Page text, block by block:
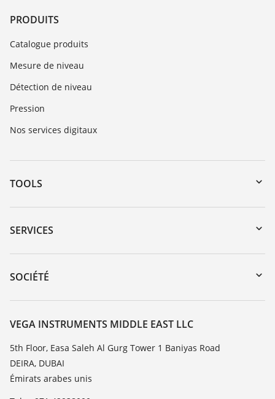
PRODUITS
Catalogue produits
Mesure de niveau
Détection de niveau
Pression
Nos services digitaux
TOOLS
Téléchargements
Recherche par numéro de série
DTM Collection/PACTware
SERVICES
Retour d'appareil
Formations
TeamViewer
SOCIÉTÉ
À propos de VEGA
Contact
News
Presse
Blog
VEGA INSTRUMENTS MIDDLE EAST LLC
5th Floor, Easa Saleh Al Gurg Tower 1 Baniyas Road
DEIRA, DUBAI
Émirats arabes unis